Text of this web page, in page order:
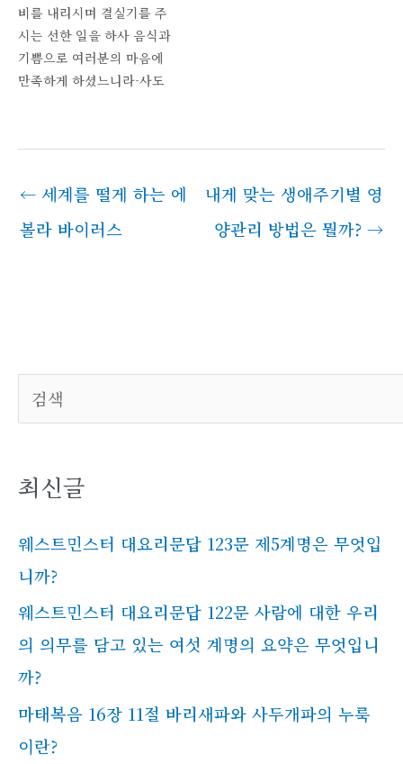
비를 내리시며 결실기를 주
시는 선한 일을 하사 음식과
기쁨으로 여러분의 마음에
만족하게 하셨느니라-사도
Provence/ 위키이미지 추
고 겨우내 먹을 양식을 쟁여
함 때문이다. 그 넉넉함은
← 세계를 떨게 하는 에
볼라 바이러스
내게 맞는 생애주기별 영
양관리 방법은 뭘까? →
색
최신글
웨스트민스터 대요리문답 123문 제5계명은 무엇입
니까?
웨스트민스터 대요리문답 122문 사람에 대한 우리
의 의무를 담고 있는 여섯 계명의 요약은 무엇입니
까?
마태복음 16장 11절 바리새파와 사두개파의 누룩
이란?